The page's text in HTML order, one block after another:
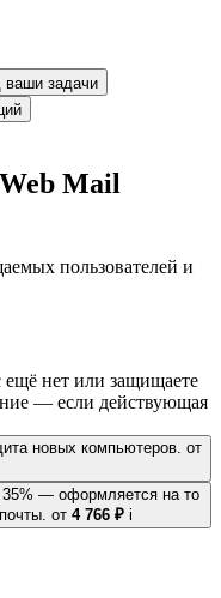
ваши задачи
Mail
пользователей и
нет или защищаете
— если действующая
новых компьютеров. от
— оформляется на то
от 4 766 ₽ i